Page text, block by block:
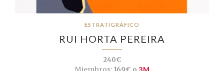
ESTRATIGRÁFICO
RUI HORTA PEREIRA
240€
3M